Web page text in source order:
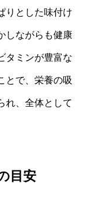
りとした味付け
しながらも健康
タミンが豊富な
とで、栄養の吸
れ、全体として
目安